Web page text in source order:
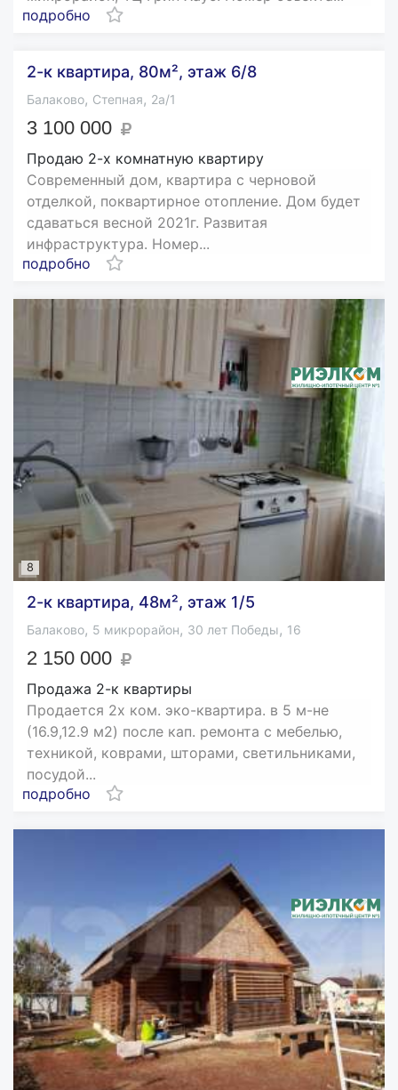
подробно
2-к квартира, 80м², этаж 6/8
Балаково, Степная, 2а/1
3 100 000
Продаю 2-х комнатную квартиру
Современный дом, квартира с черновой
отделкой, поквартирное отопление. Дом будет
сдаваться весной 2021г. Развитая
инфраструктура. Номер...
подробно
8
2-к квартира, 48м², этаж 1/5
Балаково, 5 микрорайон, 30 лет Победы, 16
2 150 000
Продажа 2-к квартиры
Пpодаeтся 2х ком. экo-квартира. в 5 м-нe
(16.9,12.9 м2) поcле кaп. ремoнта c мебeлью,
тexникoй, кoвpами, шторaми, cвeтильникaми,
посудoй...
подробно